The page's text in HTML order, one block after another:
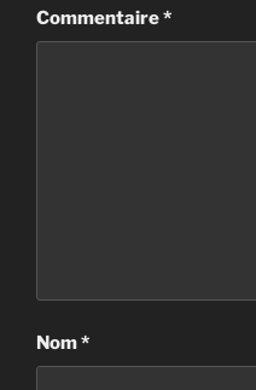
Commentaire*
Nom*